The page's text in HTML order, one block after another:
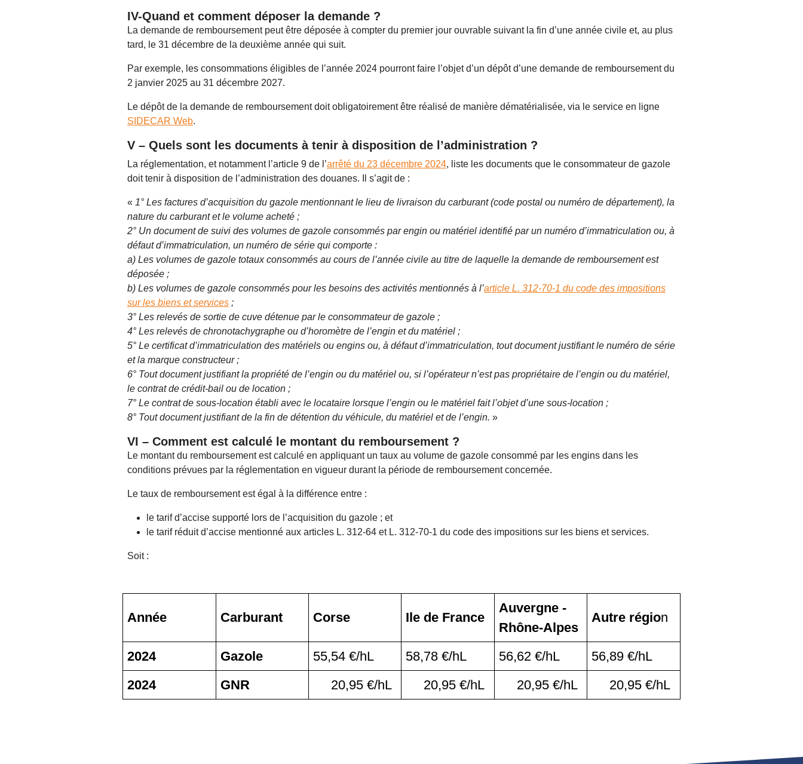
IV-Quand et comment déposer la demande ?
La demande de remboursement peut être déposée à compter du premier jour ouvrable suivant la fin d’une année civile et, au plus
tard, le 31 décembre de la deuxième année qui suit.
Par exemple, les consommations éligibles de l’année 2024 pourront faire l’objet d’un dépôt d’une demande de remboursement du
2 janvier 2025 au 31 décembre 2027.
Le dépôt de la demande de remboursement doit obligatoirement être réalisé de manière dématérialisée, via le service en ligne
SIDECAR Web.
V – Quels sont les documents à tenir à disposition de l’administration ?
La réglementation, et notamment l’article 9 de l’arrêté du 23 décembre 2024, liste les documents que le consommateur de gazole
doit tenir à disposition de l’administration des douanes. Il s’agit de :
« 1° Les factures d’acquisition du gazole mentionnant le lieu de livraison du carburant (code postal ou numéro de département), la
nature du carburant et le volume acheté ;
2° Un document de suivi des volumes de gazole consommés par engin ou matériel identifié par un numéro d’immatriculation ou, à
défaut d’immatriculation, un numéro de série qui comporte :
a) Les volumes de gazole totaux consommés au cours de l’année civile au titre de laquelle la demande de remboursement est
déposée ;
b) Les volumes de gazole consommés pour les besoins des activités mentionnés à l’article L. 312-70-1 du code des impositions
sur les biens et services ;
3° Les relevés de sortie de cuve détenue par le consommateur de gazole ;
4° Les relevés de chronotachygraphe ou d’horomètre de l’engin et du matériel ;
5° Le certificat d’immatriculation des matériels ou engins ou, à défaut d’immatriculation, tout document justifiant le numéro de série
et la marque constructeur ;
6° Tout document justifiant la propriété de l’engin ou du matériel ou, si l’opérateur n’est pas propriétaire de l’engin ou du matériel,
le contrat de crédit-bail ou de location ;
7° Le contrat de sous-location établi avec le locataire lorsque l’engin ou le matériel fait l’objet d’une sous-location ;
8° Tout document justifiant de la fin de détention du véhicule, du matériel et de l’engin. »
VI – Comment est calculé le montant du remboursement ?
Le montant du remboursement est calculé en appliquant un taux au volume de gazole consommé par les engins dans les
conditions prévues par la réglementation en vigueur durant la période de remboursement concernée.
Le taux de remboursement est égal à la différence entre :
le tarif d’accise supporté lors de l’acquisition du gazole ; et
le tarif réduit d’accise mentionné aux articles L. 312-64 et L. 312-70-1 du code des impositions sur les biens et services.
Soit :
Année Carburant Corse Ile de France
Auvergne -
Rhône-Alpes
Autre région
2024 Gazole 55,54 €/hL 58,78 €/hL 56,62 €/hL
56,89 €/hL
2024
GNR 20,95 €/hL 20,95 €/hL 20,95 €/hL 20,95 €/hL